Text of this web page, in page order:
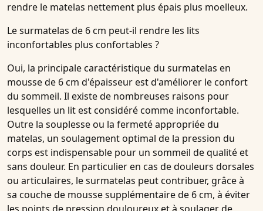
rendre le matelas nettement plus épais plus moelleux.
Le surmatelas de 6 cm peut-il rendre les lits
inconfortables plus confortables ?
Oui, la principale caractéristique du surmatelas en
mousse de 6 cm d'épaisseur est d'améliorer le confort
du sommeil. Il existe de nombreuses raisons pour
lesquelles un lit est considéré comme inconfortable.
Outre la souplesse ou la fermeté appropriée du
matelas, un soulagement optimal de la pression du
corps est indispensable pour un sommeil de qualité et
sans douleur. En particulier en cas de douleurs dorsales
ou articulaires, le surmatelas peut contribuer, grâce à
sa couche de mousse supplémentaire de 6 cm, à éviter